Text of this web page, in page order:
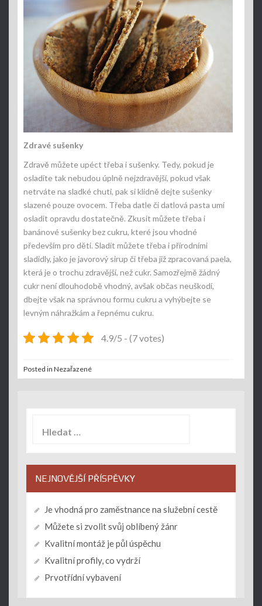
Zdravé sušenky
Zdravě můžete upéct třeba i sušenky. Tedy, pokud je
osladíte tak nebudou úplně nejzdravější, pokud však
netrváte na sladké chuti, pak si klidně dejte sušenky
slazené pouze ovocem. Třeba datle či datlová pasta umí
osladit opravdu dostatečně. Zkusit můžete třeba i
banánové sušenky bez cukru, které jsou vhodné
především pro děti. Sladit můžete třeba i přírodními
sladidly, jako je javorový sirup či třeba již zpracovaná paela,
která je o trochu zdravější, než cukr. Samozřejmě žádný
cukr není dlouhodobě vhodný, avšak občas neuškodí,
dbejte však na správnou formu cukru a vyhýbejte se
levným náhražkám a řepnému cukru.
4.9/5 - (7 votes)
Posted in Nezařazené
NEJNOVĚJŠÍ PŘÍSPĚVKY
Je vhodná pro zaměstnance na služební cestě
Můžete si zvolit svůj oblíbený žánr
Kvalitní montáž je půl úspěchu
Kvalitní profily, co vydrží
Prvotřídní vybavení